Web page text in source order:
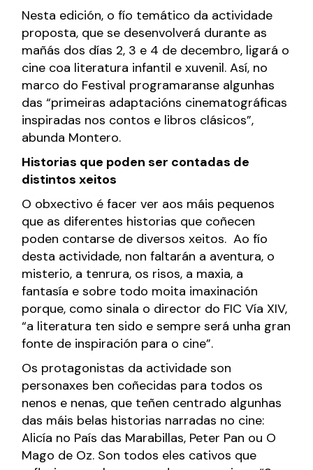
Nesta edición, o fío temático da actividade
proposta, que se desenvolverá durante as
mañás dos días 2, 3 e 4 de decembro, ligará o
cine coa literatura infantil e xuvenil. Así, no
marco do Festival programaranse algunhas
das “primeiras adaptacións cinematográficas
inspiradas nos contos e libros clásicos”,
abunda Montero.
Historias que poden ser contadas de
distintos xeitos
O obxectivo é facer ver aos máis pequenos
que as diferentes historias que coñecen
poden contarse de diversos xeitos. Ao fío
desta actividade, non faltarán a aventura, o
misterio, a tenrura, os risos, a maxia, a
fantasía e sobre todo moita imaxinación
porque, como sinala o director do FIC Vía XIV,
“a literatura ten sido e sempre será unha gran
fonte de inspiración para o cine”.
Os protagonistas da actividade son
personaxes ben coñecidas para todos os
nenos e nenas, que teñen centrado algunhas
das máis belas historias narradas no cine:
Alicía no País das Marabillas, Peter Pan ou O
Mago de Oz. Son todos eles cativos que